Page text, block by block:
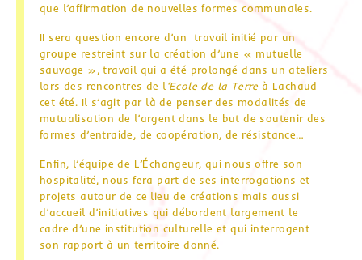
que l’affirmation de nouvelles formes communales.
II sera question encore d’un travail initié par un
groupe restreint sur la création d’une « mutuelle
sauvage », travail qui a été prolongé dans un ateliers
lors des rencontres de l ‘Ecole de la Terreà Lachaud
cet été. Il s’agit par là de penser des modalités de
mutualisation de l’argent dans le but de soutenir des
formes d’entraide, de coopération, de résistance…
Enfin, l’équipe de L’Échangeur, qui nous offre son
hospitalité, nous fera part de ses interrogations et
projets autour de ce lieu de créations mais aussi
d’accueil d’initiatives qui débordent largement le
cadre d’une institution culturelle et qui interrogent
son rapport à un territoire donné.